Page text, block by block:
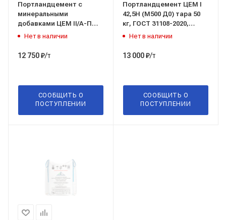
Портландцемент с
минеральными
добавками ЦЕМ II/A-П
42,5Н (М500 Д20) тара 50
Новоросцемент
Нет в наличии
12 750₽/т
СООБЩИТЬ О
ПОСТУПЛЕНИИ
Портландцемент ЦЕМ I
42,5Н (М500 Д0) тара 50
кг, ГОСТ 31108-2020,
Новоросцемент
Нет в наличии
13 000₽/т
СООБЩИТЬ О
ПОСТУПЛЕНИИ